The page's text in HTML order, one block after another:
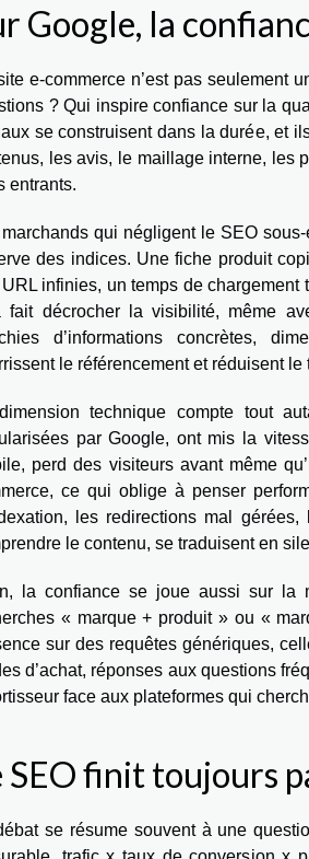
Google, la
e-commerce n’est pas seulement
? Qui inspire confiance sur la
se construisent dans la durée, et
les avis, le maillage interne, les
entrants.
marchands qui négligent le SEO
des indices. Une fiche produit
infinies, un temps de
fait décrocher la visibilité, même
d’informations concrètes,
le référencement et réduisent le
technique compte tout
par Google, ont mis la
perd des visiteurs avant même
ce qui oblige à penser
les redirections mal
le contenu, se traduisent en
la confiance se joue aussi sur la
« marque + produit » ou «
sur des requêtes génériques,
d’achat, réponses aux questions
face aux plateformes qui
SEO finit toujours
se résume souvent à une